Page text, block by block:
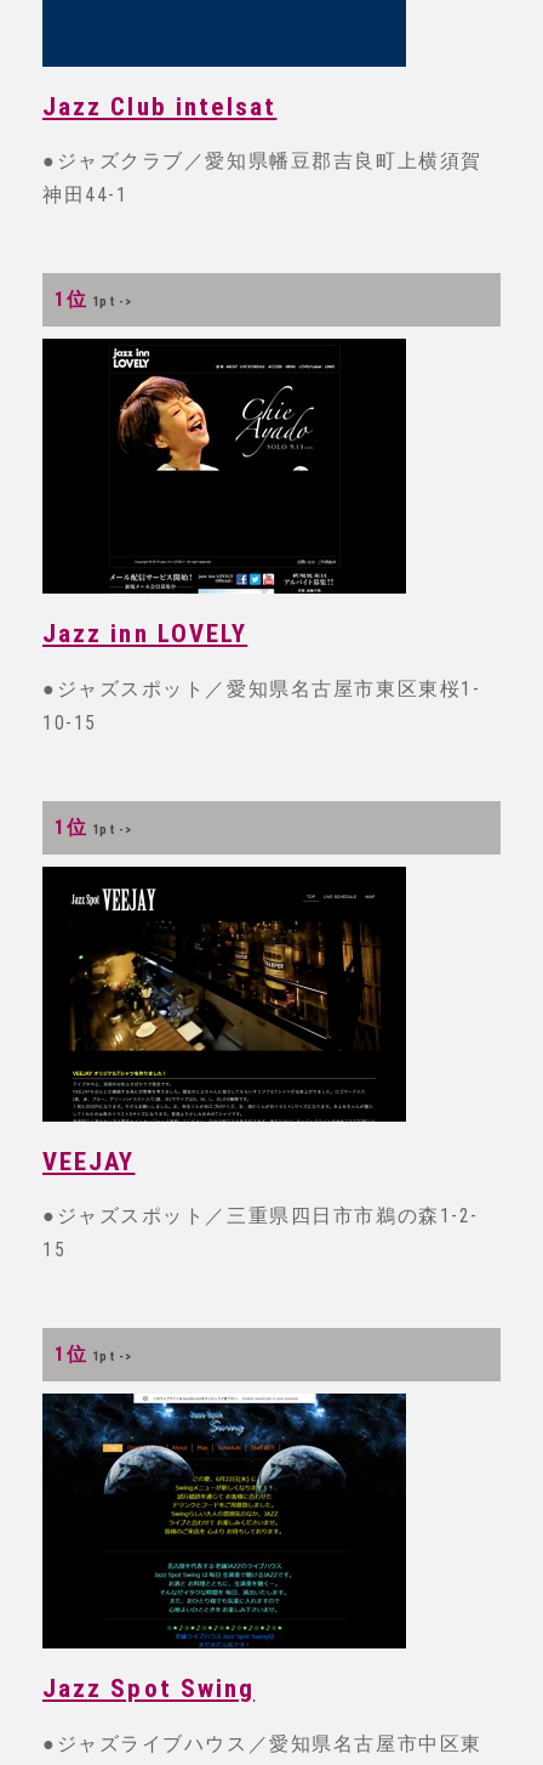
Jazz Club intelsat
●ジャズクラブ／愛知県幡豆郡吉良町上横須賀
神田44-1
1位 1pt ->
Jazz inn LOVELY
●ジャズスポット／愛知県名古屋市東区東桜1-
10-15
1位 1pt ->
VEEJAY
●ジャズスポット／三重県四日市市鵜の森1-2-
15
1位 1pt ->
Jazz Spot Swing
●ジャズライブハウス／愛知県名古屋市中区東